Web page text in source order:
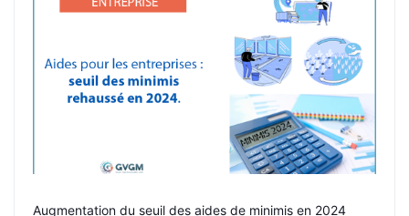
Augmentation du seuil des aides de minimis en 2024